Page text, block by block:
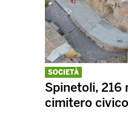
SOCIETÀ
Spinetoli, 216
cimitero civico